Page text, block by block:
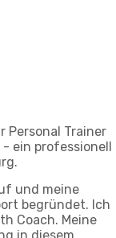
Personal Trainer
- ein professionell
und meine
begründet. Ich
Coach. Meine